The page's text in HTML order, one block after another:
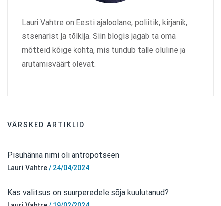
Lauri Vahtre on Eesti ajaloolane, poliitik, kirjanik,
stsenarist ja tõlkija. Siin blogis jagab ta oma
mõtteid kõige kohta, mis tundub talle oluline ja
arutamisväärt olevat.
VÄRSKED ARTIKLID
Pisuhänna nimi oli antropotseen
Lauri Vahtre/ 24/04/2024
Kas valitsus on suurperedele sõja kuulutanud?